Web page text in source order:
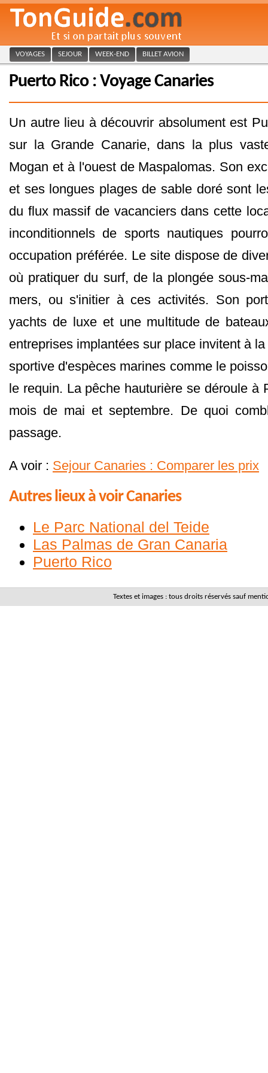
VOYAGES SEJOUR WEEK-END BILLET AVION
Puerto Rico : Voyage Canaries
Un autre lieu à découvrir absolument est
sur la Grande Canarie, dans la plus
Mogan et à l'ouest de Maspalomas. Son
et ses longues plages de sable doré sont
du flux massif de vacanciers dans cette
inconditionnels de sports nautiques
occupation préférée. Le site dispose de
où pratiquer du surf, de la plongée sous-
mers, ou s'initier à ces activités. Son
yachts de luxe et une multitude de
entreprises implantées sur place invitent à
sportive d'espèces marines comme le
le requin. La pêche hauturière se déroule à
mois de mai et septembre. De quoi
passage.
A voir : Sejour Canaries : Comparer les prix
Autres lieux à voir Canaries
Le Parc National del Teide
Las Palmas de Gran Canaria
Puerto Rico
Textes et images : tous droits réservés sauf